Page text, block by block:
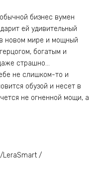
бизнес вумен
ей удивительный
новом мире и мощный
богатым и
страшно…
не слишком-то и
обузой и несет в
не огненной мощи, а
LeraSmart /